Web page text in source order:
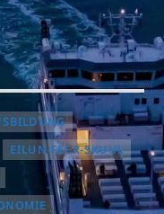
EILUN-FEER-SKUUL